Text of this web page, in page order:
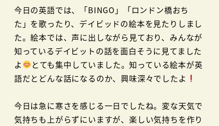
今日の英語では、「BINGO」「ロンドン橋おち
た」を歌ったり、デイビッドの絵本を見たりしまし
た。絵本では、声に出しながら見ており、みんなが
知っているデイビットの話を面白そうに見てました
よ
とても集中していました。知っている絵本が英
語だとどんな話になるのか、興味深々でしたよ
今日は急に寒さを感じる一日でしたね。変な天気で
気持ちも上がらずにいますが、楽しい気持ちを作り